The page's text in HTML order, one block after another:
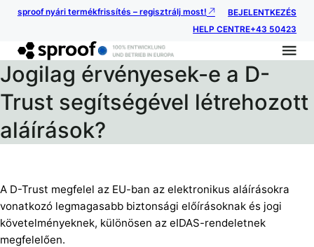
sproof nyári termékfrissítés – regisztrálj most!
BEJELENTKEZÉS
HELP CENTRE+43 50423
Jogilag érvényesek-e a D-
Trust segítségével létrehozott
aláírások?
A D-Trust megfelel az EU-ban az elektronikus aláírásokra
vonatkozó legmagasabb biztonsági előírásoknak és jogi
követelményeknek, különösen az eIDAS-rendeletnek
megfelelően.